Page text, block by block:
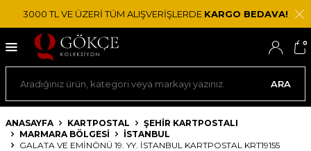
3000 TL VE ÜZERİ TÜM ALIŞVERİŞLERDE KARGO BEDAVA!
ARA
0
ANASAYFA KARTPOSTAL
ŞEHIR KARTPOSTALI
MARMARA BÖLGESI
İSTANBUL
GALATA VE EMINÖNÜ 19. YY. İSTANBUL KARTPOSTAL KRT19155